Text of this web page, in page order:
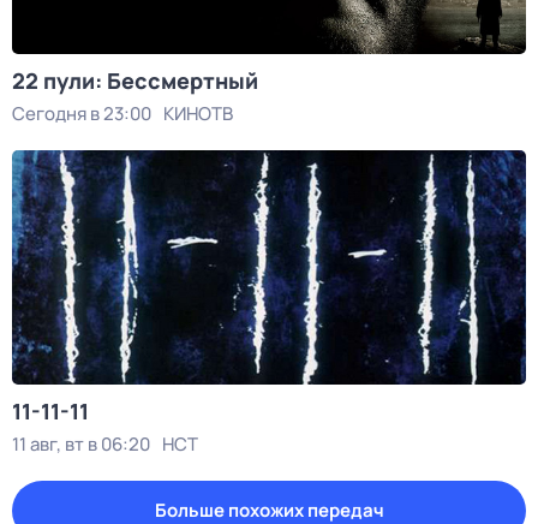
22 пули: Бессмертный
Сегодня в 23:00 КИНОТВ
11-11-11
11 авг, вт в 06:20 НСТ
Больше похожих передач